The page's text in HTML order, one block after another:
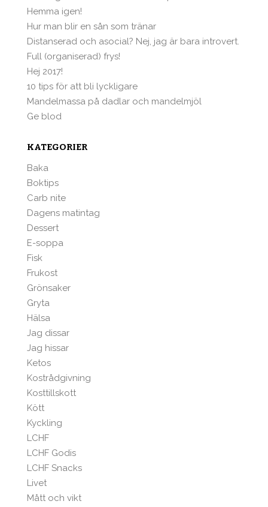
Hemma igen!
Hur man blir en sån som tränar
Distanserad och asocial? Nej, jag är bara introvert.
Full (organiserad) frys!
Hej 2017!
10 tips för att bli lyckligare
Mandelmassa på dadlar och mandelmjöl
Ge blod
KATEGORIER
Baka
Boktips
Carb nite
Dagens matintag
Dessert
E-soppa
Fisk
Frukost
Grönsaker
Gryta
Hälsa
Jag dissar
Jag hissar
Ketos
Kostrådgivning
Kosttillskott
Kött
Kyckling
LCHF
LCHF Godis
LCHF Snacks
Livet
Mått och vikt